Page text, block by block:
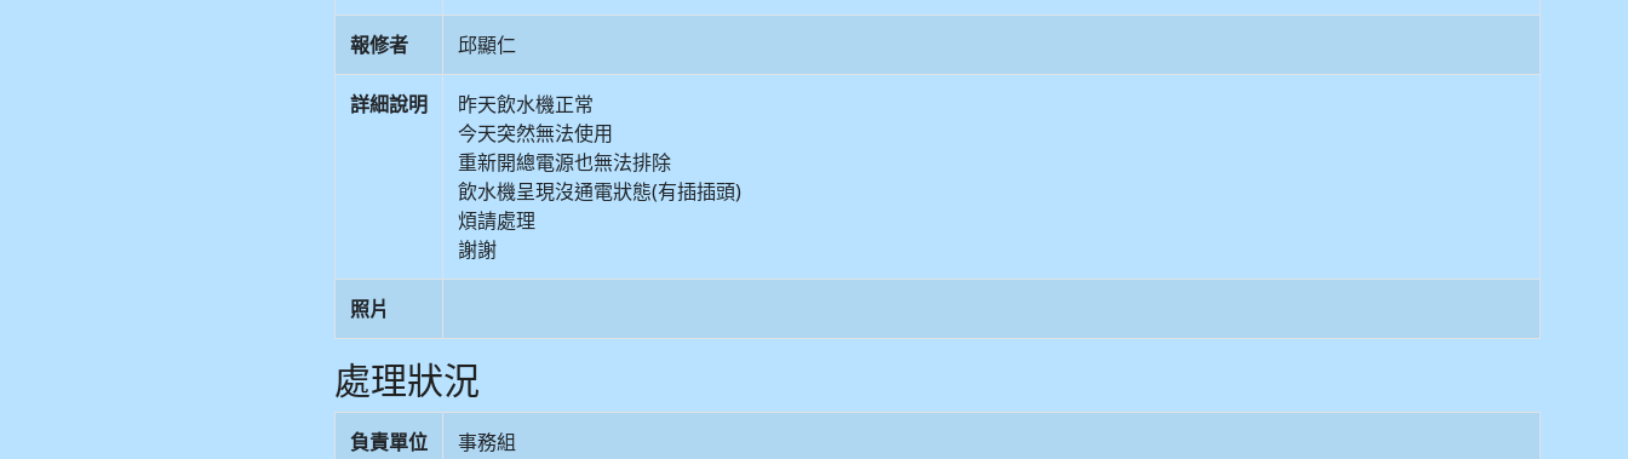
報修者 邱顯仁
詳細說明
昨天飲水機正常
今天突然無法使用
重新開總電源也無法排除
飲水機呈現沒通電狀態(有插插頭)
煩請處理
謝謝
照片
處理狀況
負責單位 事務組